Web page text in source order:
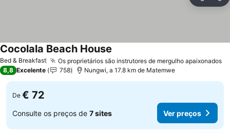
Bed & Breakfast Os proprietários são instrutores de mergulho apaixonados
Cocolala Beach House
8,8 Excelente 758 Nungwi, a 17.8 km de Matemwe
De € 72
Consulte os preços de 7 sites Ver preços